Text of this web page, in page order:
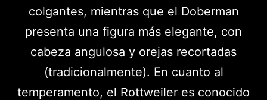
colgantes, mientras que el Doberman
presenta una figura más elegante, con
cabeza angulosa y orejas recortadas
(tradicionalmente). En cuanto al
temperamento, el Rottweiler es conocido